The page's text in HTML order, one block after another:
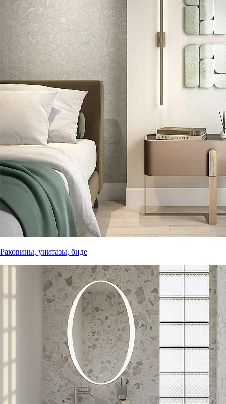
Раковины, унитазы, биде